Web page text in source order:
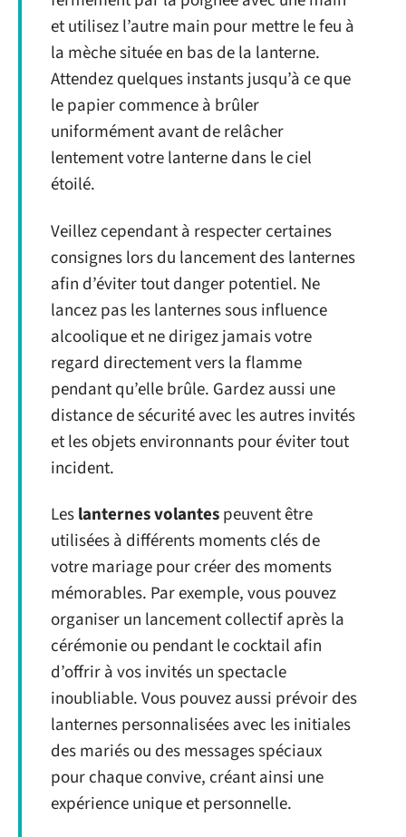
et utilisez l’autre main pour mettre le feu à
la mèche située en bas de la lanterne.
Attendez quelques instants jusqu’à ce que
le papier commence à brûler
uniformément avant de relâcher
lentement votre lanterne dans le ciel
étoilé.
Veillez cependant à respecter certaines
consignes lors du lancement des lanternes
afin d’éviter tout danger potentiel. Ne
lancez pas les lanternes sous influence
alcoolique et ne dirigez jamais votre
regard directement vers la flamme
pendant qu’elle brûle. Gardez aussi une
distance de sécurité avec les autres invités
et les objets environnants pour éviter tout
incident.
Leslanternes volantespeuvent être
utilisées à différents moments clés de
votre mariage pour créer des moments
mémorables. Par exemple, vous pouvez
organiser un lancement collectif après la
cérémonie ou pendant le cocktail afin
d’offrir à vos invités un spectacle
inoubliable. Vous pouvez aussi prévoir des
lanternes personnalisées avec les initiales
des mariés ou des messages spéciaux
pour chaque convive, créant ainsi une
expérience unique et personnelle.